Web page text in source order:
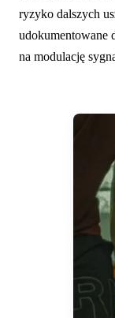
ryzyko dalszych
udokumentowane
na modulację